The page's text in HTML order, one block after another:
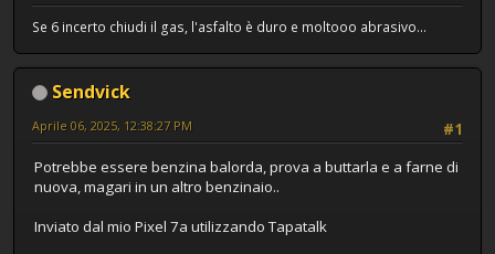
Se 6 incerto chiudi il gas, l'asfalto è duro e moltooo abrasivo...
Sendvick
#1
Aprile 06, 2025, 12:38:27 PM
Potrebbe essere benzina balorda, prova a buttarla e a farne di
nuova, magari in un altro benzinaio..
Inviato dal mio Pixel 7a utilizzando Tapatalk